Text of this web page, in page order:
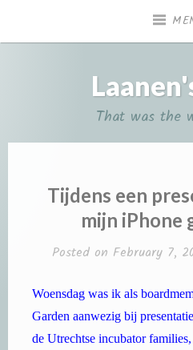
That was the
Tijdens een
mijn iPhone
Posted on February 7,
Woensdag was ik als
Garden aanwezig bij
de Utrechtse incubator